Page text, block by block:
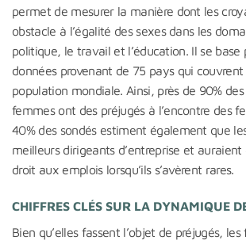
permet de mesurer la manière dont les
obstacle à l’égalité des sexes dans les
politique, le travail et l’éducation. Il se base
données provenant de 75 pays qui
population mondiale. Ainsi, près de 90%
femmes ont des préjugés à l’encontre des
40% des sondés estiment également que
meilleurs dirigeants d’entreprise et
droit aux emplois lorsqu’ils s’avèrent rares.
CHIFFRES CLÉS SUR LA DYNAMIQUE
Bien qu’elles fassent l’objet de préjugés,